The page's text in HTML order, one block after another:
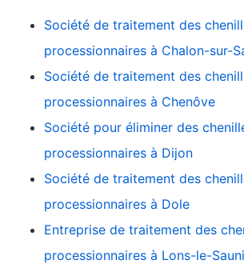
Société de traitement des
processionnaires à Chalon-sur-
Société de traitement des
processionnaires à Chenôve
Société pour éliminer des
processionnaires à Dijon
Société de traitement des
processionnaires à Dole
Entreprise de traitement des
processionnaires à Lons-le-